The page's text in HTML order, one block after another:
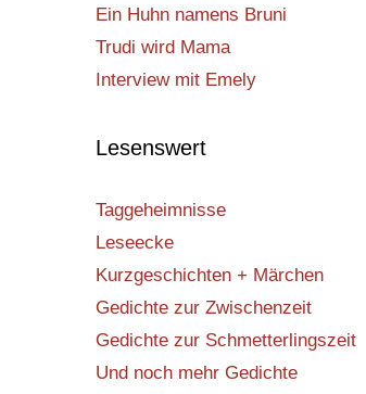
Ein Huhn namens Bruni
Trudi wird Mama
Interview mit Emely
Lesenswert
Taggeheimnisse
Leseecke
Kurzgeschichten + Märchen
Gedichte zur Zwischenzeit
Gedichte zur Schmetterlingszeit
Und noch mehr Gedichte